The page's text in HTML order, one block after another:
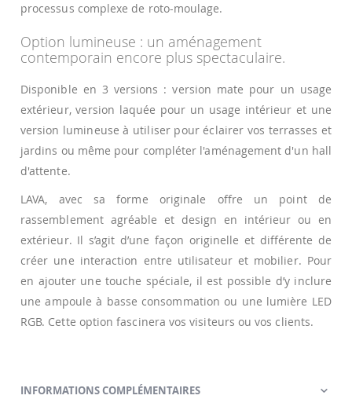
processus complexe de roto-moulage.
Option lumineuse : un aménagement
contemporain encore plus spectaculaire.
Disponible en 3 versions : version mate pour un usage
extérieur, version laquée pour un usage intérieur et une
version lumineuse à utiliser pour éclairer vos terrasses et
jardins ou même pour compléter l'aménagement d'un hall
d'attente.
LAVA, avec sa forme originale offre un point de
rassemblement agréable et design en intérieur ou en
extérieur. Il s’agit d’une façon originelle et différente de
créer une interaction entre utilisateur et mobilier. Pour
en ajouter une touche spéciale, il est possible d’y inclure
une ampoule à basse consommation ou une lumière LED
RGB. Cette option fascinera vos visiteurs ou vos clients.
INFORMATIONS COMPLÉMENTAIRES